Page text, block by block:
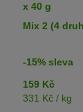
x 40 g
Mix 2 (4
-15% sleva
159 Kč
331 Kč / kg